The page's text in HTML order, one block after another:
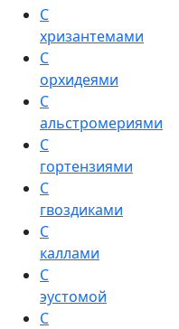
С
хризантемами
С
орхидеями
С
альстромериями
С
гортензиями
С
гвоздиками
С
каллами
С
эустомой
С